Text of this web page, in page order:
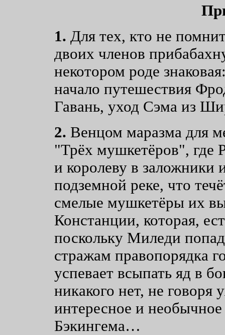
1. Для тех, кто не
двоих членов
некотором роде
начало путешествия
Гавань, уход Сэма из
2. Венцом маразма для
"Трёх мушкетёров", где
и королеву в заложники
подземной реке, что
смелые мушкетёры их
Констанции, которая,
поскольку Миледи
стражам правопорядка
успевает всыпать яд в
никакого нет, не
интересное и
Бэкингема…